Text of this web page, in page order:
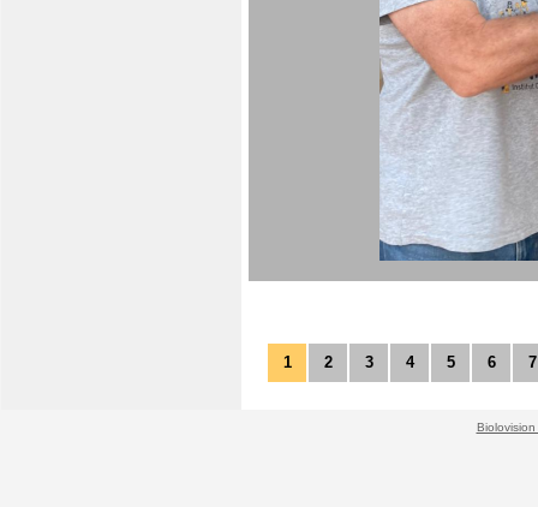
1 2 3 4 5 6 7
Biolovision